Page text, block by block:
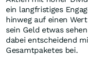
ein langfristiges
hinweg auf einen
sein Geld etwas
dabei entscheidend
Gesamtpaketes bei.